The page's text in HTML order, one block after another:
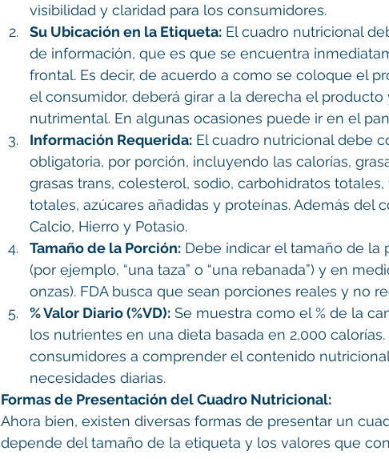
visibilidad y claridad para los consumidores.
Su Ubicación en la Etiqueta: El cuadro nutricional
de información, que es que se encuentra
frontal. Es decir, de acuerdo a como se coloque el
el consumidor, deberá girar a la derecha el
nutrimental. En algunas ocasiones puede ir en el
Información Requerida: El cuadro nutricional debe
obligatoria, por porción, incluyendo las calorías,
grasas trans, colesterol, sodio, carbohidratos
totales, azúcares añadidas y proteínas. Además del
Calcio, Hierro y Potasio.
Tamaño de la Porción: Debe indicar el tamaño de
(por ejemplo, “una taza” o “una rebanada”) y en
onzas). FDA busca que sean porciones reales y no
% Valor Diario (%VD): Se muestra como el % de la
los nutrientes en una dieta basada en 2,000
consumidores a comprender el contenido
necesidades diarias.
Formas de Presentación del Cuadro Nutricional:
Ahora bien, existen diversas formas de presentar un
depende del tamaño de la etiqueta y los valores que